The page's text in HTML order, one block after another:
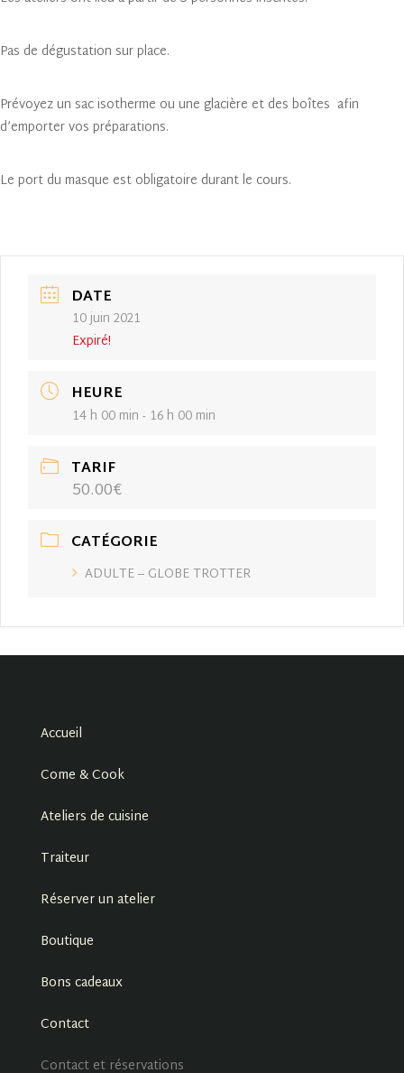
Pas de dégustation sur place.
Prévoyez un sac isotherme ou une glacière et des boîtes afin
d’emporter vos préparations.
Le port du masque est obligatoire durant le cours.
DATE
10 juin 2021
Expiré!
HEURE
14 h 00 min - 16 h 00 min
TARIF
50.00€
CATÉGORIE
ADULTE – GLOBE TROTTER
Accueil
Come & Cook
Ateliers de cuisine
Traiteur
Réserver un atelier
Boutique
Bons cadeaux
Contact
Contact et réservations